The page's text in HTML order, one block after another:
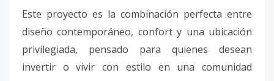
Este proyecto es la combinación perfecta entre
diseño contemporáneo, confort y una ubicación
privilegiada, pensado para quienes desean
invertir o vivir con estilo en una comunidad